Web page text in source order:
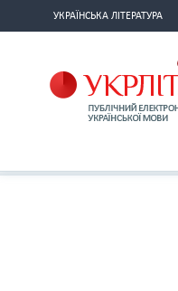
УКРАЇНСЬКА ЛІТЕРАТУРА